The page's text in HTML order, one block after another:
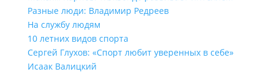
Разные люди: Владимир Редреев
На службу людям
10 летних видов спорта
Сергей Глухов: «Спорт любит уверенных в себе»
Исаак Валицкий